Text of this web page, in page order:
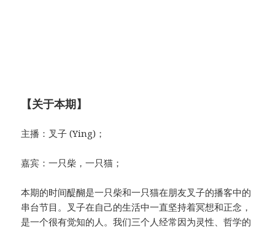
【关于本期】
主播：叉子 (Ying)；
嘉宾：一只柴，一只猫；
本期的时间醍醐是一只柴和一只猫在朋友叉子的播客中的
串台节目。叉子在自己的生活中一直坚持着冥想和正念，
是一个很有觉知的人。我们三个人经常因为灵性、哲学的